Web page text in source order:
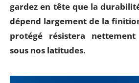
gardez en tête que la
dépend largement de la
protégé résistera
sous nos latitudes.